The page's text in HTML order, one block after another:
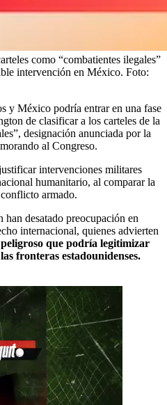
como “combatientes ilegales”
intervención en México. Foto:
y México podría entrar en una fase
de clasificar a los carteles de la
designación anunciada por la
al Congreso.
intervenciones militares
humanitario, al comparar la
armado.
desatado preocupación en
internacional, quienes advierten
que podría legitimizar
fronteras estadounidenses.